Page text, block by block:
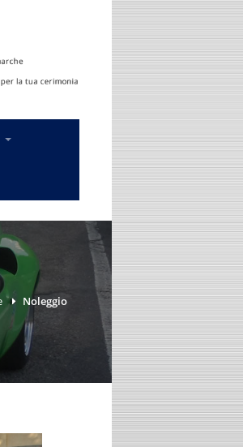
Noleggio